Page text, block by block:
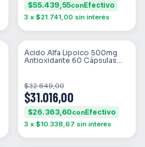
$55.439,55con
3 x $21.741,00 sin interés
SIN STOCK
Ácido Alfa Lipoico 500mg
Antioxidante 60 Cápsulas
$31.016,00
$32.649,00
$26.363,60con
3 x $10.338,67 sin interés